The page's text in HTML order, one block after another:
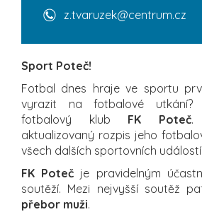
z.tvaruzek@centrum.cz
Sport Poteč!
Fotbal dnes hraje ve sportu
vyrazit na fotbalové utkání?
fotbalový klub FK Poteč.
aktualizovaný rozpis jeho
všech dalších sportovních
FK Poteč je pravidelným
soutěží. Mezi nejvyšší soutěž
přebor muži.